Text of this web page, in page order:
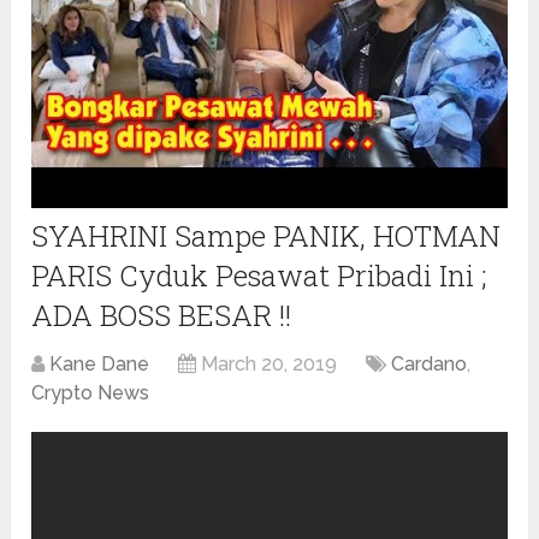
SYAHRINI Sampe PANIK, HOTMAN
PARIS Cyduk Pesawat Pribadi Ini ;
ADA BOSS BESAR !!
Kane Dane March 20, 2019 Cardano,
Crypto News